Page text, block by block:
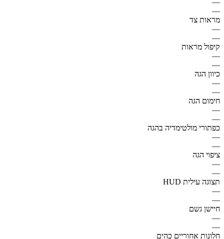
—
מראות צד
—
—
קיפול מראות
—
—
כיוון הגה
—
—
חימום הגה
—
—
כפתורי מולטימדיה בהגה
—
—
ציפוי הגה
—
—
תצוגה עילית HUD
—
—
חיישן גשם
—
—
חלונות אחוריים כהים